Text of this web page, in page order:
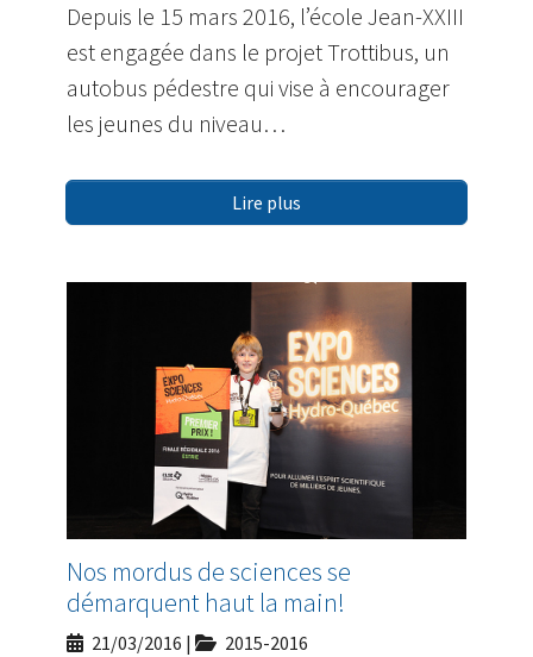
Depuis le 15 mars 2016, l’école Jean-XXIII
est engagée dans le projet Trottibus, un
autobus pédestre qui vise à encourager
les jeunes du niveau…
Lire plus
Nos mordus de sciences se
démarquent haut la main!
21/03/2016 | 2015-2016